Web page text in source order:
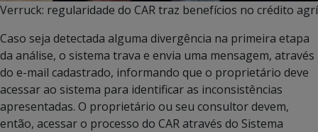
Verruck: regularidade do CAR traz benefícios no crédito
Caso seja detectada alguma divergência na primeira etapa
da análise, o sistema trava e envia uma mensagem, através
do e-mail cadastrado, informando que o proprietário deve
acessar ao sistema para identificar as inconsistências
apresentadas. O proprietário ou seu consultor devem,
então, acessar o processo do CAR através do Sistema